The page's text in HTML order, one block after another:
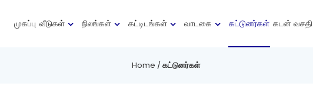
முகப்பு வீடுகள் நிலங்கள் கட்டிடங்கள் வாடகை கட்டுனர்கள் கடன் வசதி
Home /கட்டுனர்கள்